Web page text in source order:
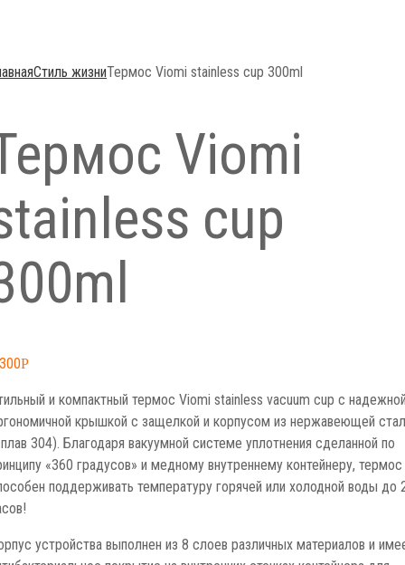
Стиль жизниТермос Viomi stainless cup 300ml
Viomi
cup
Р
и компактный термос Viomi stainless vacuum cup с
крышкой с защелкой и корпусом из нержавеющей
304). Благодаря вакуумной системе уплотнения сделанной по
«360 градусов» и медному внутреннему контейнеру, термос
поддерживать температуру горячей или холодной воды до
устройства выполнен из 8 слоев различных материалов и
покрытие на внутренних стенках контейнера для